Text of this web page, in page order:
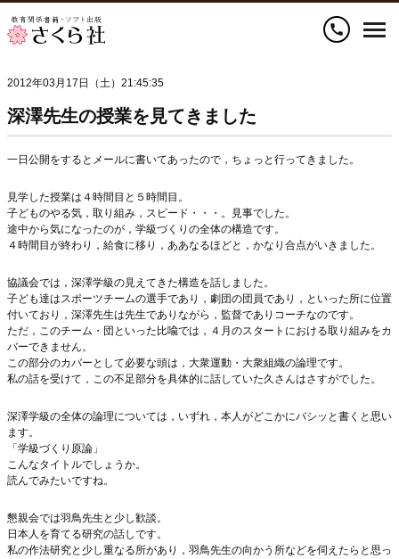
call
2012年03月17日（土）21:45:35
深澤先生の授業を見てきました
一日公開をするとメールに書いてあったので，ちょっと行ってきました。
見学した授業は４時間目と５時間目。
子どものやる気，取り組み，スピード・・・。見事でした。
途中から気になったのが，学級づくりの全体の構造です。
４時間目が終わり，給食に移り，ああなるほどと，かなり合点がいきました。
協議会では，深澤学級の見えてきた構造を話しました。
子ども達はスポーツチームの選手であり，劇団の団員であり，といった所に位置
付いており，深澤先生は先生でありながら，監督でありコーチなのです。
ただ，このチーム・団といった比喩では，４月のスタートにおける取り組みをカ
バーできません。
この部分のカバーとして必要な頭は，大衆運動・大衆組織の論理です。
私の話を受けて，この不足部分を具体的に話していた久さんはさすがでした。
深澤学級の全体の論理については，いずれ，本人がどこかにバシッと書くと思い
ます。
「学級づくり原論」
こんなタイトルでしょうか。
読んでみたいですね。
懇親会では羽鳥先生と少し歓談。
日本人を育てる研究の話しです。
私の作法研究と少し重なる所があり，羽鳥先生の向かう所などを伺えたらと思っ